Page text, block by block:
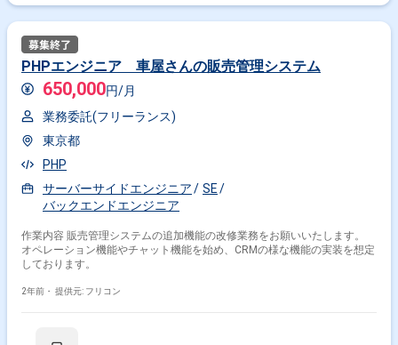
PHPエンジニア 車屋さんの販売管理システム
650,000円/月
業務委託(フリーランス)
東京都
PHP
サーバーサイドエンジニア
SE
バックエンドエンジニア
作業内容 販売管理システムの追加機能の改修業務をお願いいたします。
オペレーション機能やチャット機能を始め、CRMの様な機能の実装を想定
しております。
2年前・ 提供元: フリコン